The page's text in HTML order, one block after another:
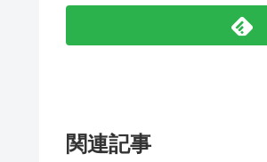
関連記事